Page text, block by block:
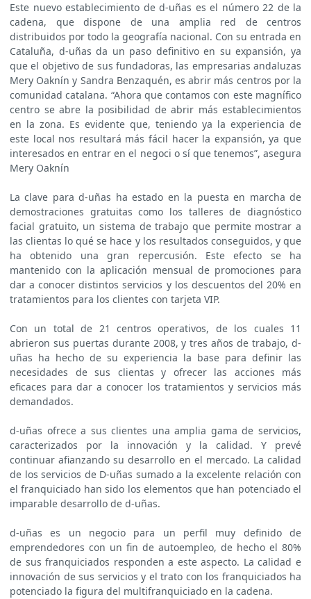
Este nuevo establecimiento de d-uñas es el número 22 de la
cadena, que dispone de una amplia red de centros
distribuidos por todo la geografía nacional. Con su entrada en
Cataluña, d-uñas da un paso definitivo en su expansión, ya
que el objetivo de sus fundadoras, las empresarias andaluzas
Mery Oaknín y Sandra Benzaquén, es abrir más centros por la
comunidad catalana. “Ahora que contamos con este magnífico
centro se abre la posibilidad de abrir más establecimientos
en la zona. Es evidente que, teniendo ya la experiencia de
este local nos resultará más fácil hacer la expansión, ya que
interesados en entrar en el negoci o sí que tenemos”, asegura
Mery Oaknín
La clave para d-uñas ha estado en la puesta en marcha de
demostraciones gratuitas como los talleres de diagnóstico
facial gratuito, un sistema de trabajo que permite mostrar a
las clientas lo qué se hace y los resultados conseguidos, y que
ha obtenido una gran repercusión. Este efecto se ha
mantenido con la aplicación mensual de promociones para
dar a conocer distintos servicios y los descuentos del 20% en
tratamientos para los clientes con tarjeta VIP.
Con un total de 21 centros operativos, de los cuales 11
abrieron sus puertas durante 2008, y tres años de trabajo, d-
uñas ha hecho de su experiencia la base para definir las
necesidades de sus clientas y ofrecer las acciones más
eficaces para dar a conocer los tratamientos y servicios más
demandados.
d-uñas ofrece a sus clientes una amplia gama de servicios,
caracterizados por la innovación y la calidad. Y prevé
continuar afianzando su desarrollo en el mercado. La calidad
de los servicios de D-uñas sumado a la excelente relación con
el franquiciado han sido los elementos que han potenciado el
imparable desarrollo de d-uñas.
d-uñas es un negocio para un perfil muy definido de
emprendedores con un fin de autoempleo, de hecho el 80%
de sus franquiciados responden a este aspecto. La calidad e
innovación de sus servicios y el trato con los franquiciados ha
potenciado la figura del multifranquiciado en la cadena.